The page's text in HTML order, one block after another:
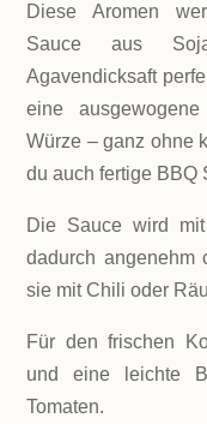
Diese Aromen
Sauce aus
Agavendicksaft
eine
Würze – ganz ohne
du auch fertige BBQ
Die Sauce wird
dadurch angenehm
sie mit Chili oder
Für den frischen
und eine leichte
Tomaten.